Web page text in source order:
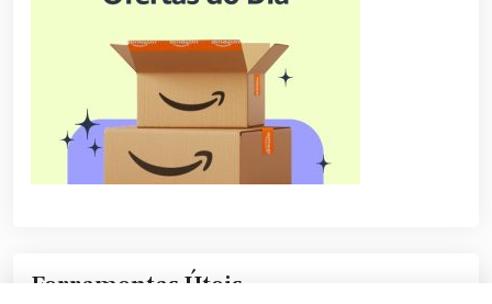
Ferramentas Úteis